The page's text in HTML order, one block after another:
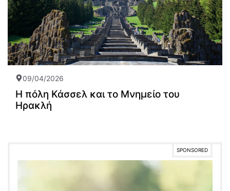
09/04/2026
Η πόλη Κάσσελ και το Μνημείο του
Ηρακλή
SPONSORED